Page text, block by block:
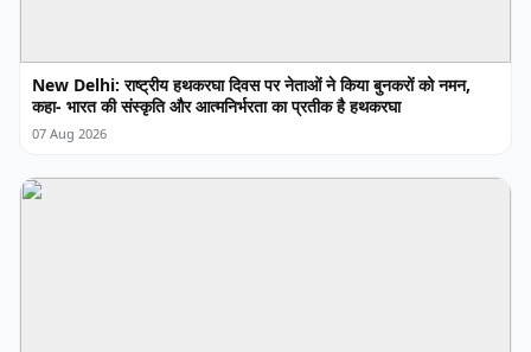
New Delhi: राष्ट्रीय हथकरघा दिवस पर नेताओं ने किया बुनकरों को नमन,
कहा- भारत की संस्कृति और आत्मनिर्भरता का प्रतीक है हथकरघा
07 Aug 2026